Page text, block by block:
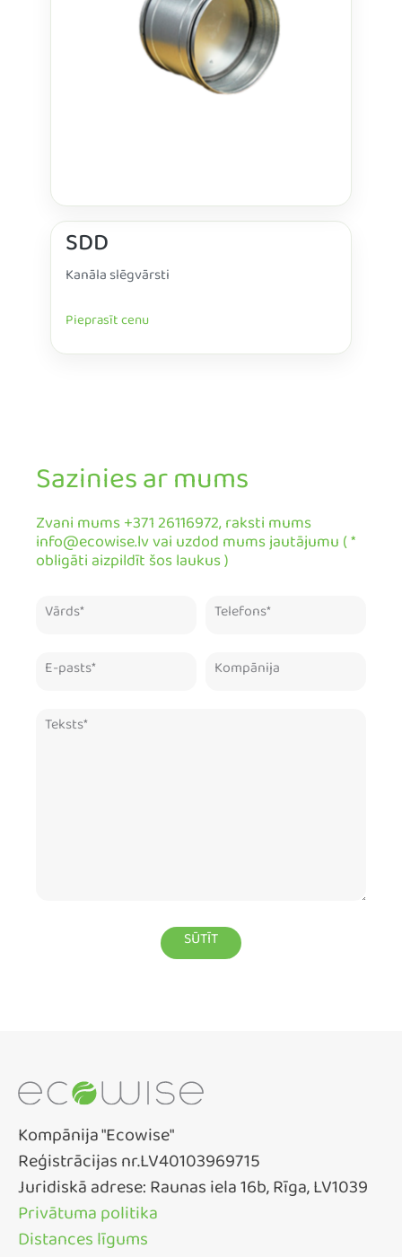
SDD
Kanāla slēgvārsti
Pieprasīt cenu
Sazinies ar mums
Zvani mums +371 26116972, raksti mums
info@ecowise.lv vai uzdod mums jautājumu ( *
obligāti aizpildīt šos laukus )
Kompānija "Ecowise"
Reģistrācijas nr.LV40103969715
Juridiskā adrese: Raunas iela 16b, Rīga, LV1039
Privātuma politika
Distances līgums